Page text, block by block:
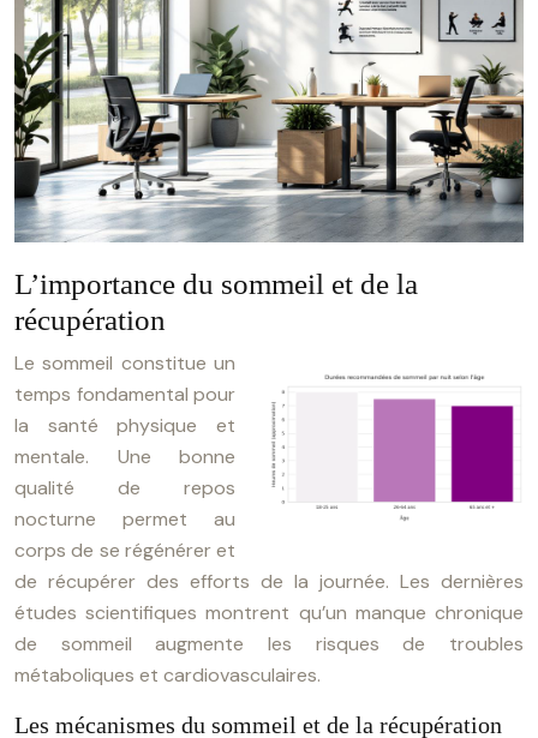
L’importance du sommeil et de la
récupération
Le sommeil constitue un
temps fondamental pour
la santé physique et
mentale. Une bonne
qualité de repos
nocturne permet au
corps de se régénérer et
de récupérer des efforts de la journée. Les dernières
études scientifiques montrent qu’un manque chronique
de sommeil augmente les risques de troubles
métaboliques et cardiovasculaires.
Les mécanismes du sommeil et de la récupération